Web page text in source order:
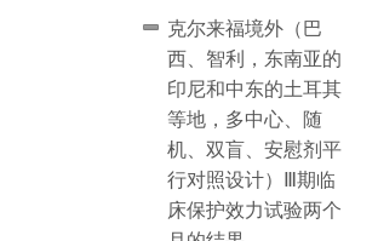
克尔来福境外（巴
西、智利，东南亚的
印尼和中东的土耳其
等地，多中心、随
机、双盲、安慰剂平
行对照设计）Ⅲ期临
床保护效力试验两个